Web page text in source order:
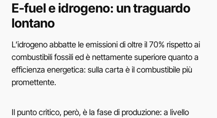
E-fuel e idrogeno: un traguardo
lontano
L’idrogeno abbatte le emissioni di oltre il 70% rispetto ai
combustibili fossili ed è nettamente superiore quanto a
efficienza energetica: sulla carta è il combustibile più
promettente.
Il punto critico, però, è la fase di produzione: a livello